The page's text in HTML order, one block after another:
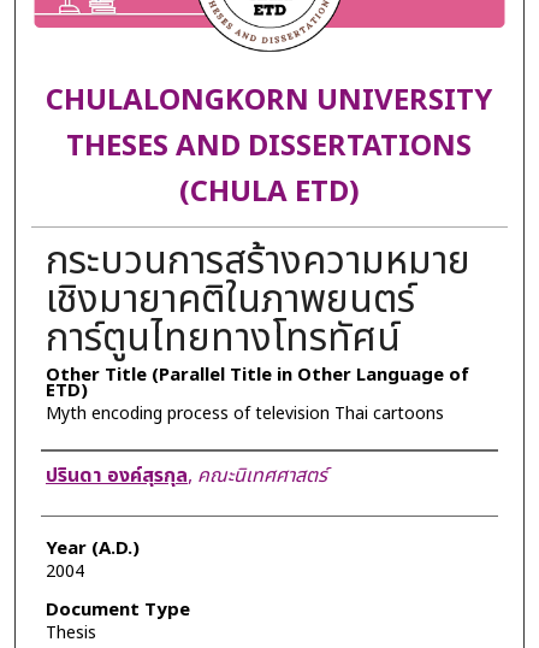
CHULALONGKORN UNIVERSITY
THESES AND DISSERTATIONS
(CHULA ETD)
กระบวนการสร้างความหมาย
เชิงมายาคติในภาพยนตร์
การ์ตูนไทยทางโทรทัศน์
Other Title (Parallel Title in Other Language of
ETD)
Myth encoding process of television Thai cartoons
Author
ปรินดา องค์สุรกุล, คณะนิเทศศาสตร์
Year (A.D.)
2004
Document Type
Thesis